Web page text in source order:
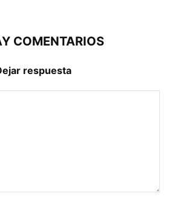
COMENTARIOS
respuesta